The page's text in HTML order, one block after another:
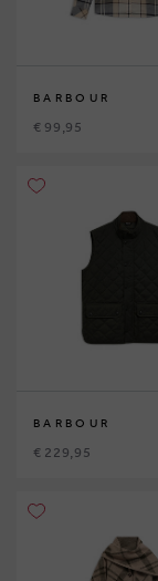
BARBOUR
€ 99,95
BARBOUR
€ 229,95